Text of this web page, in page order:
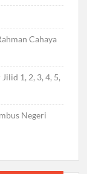
Cahaya
1, 2, 3, 4, 5,
Negeri